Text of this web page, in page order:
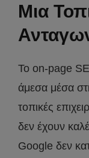
Μια
Το on-page
άμεσα μέσα
τοπικές
δεν έχουν
Google δεν